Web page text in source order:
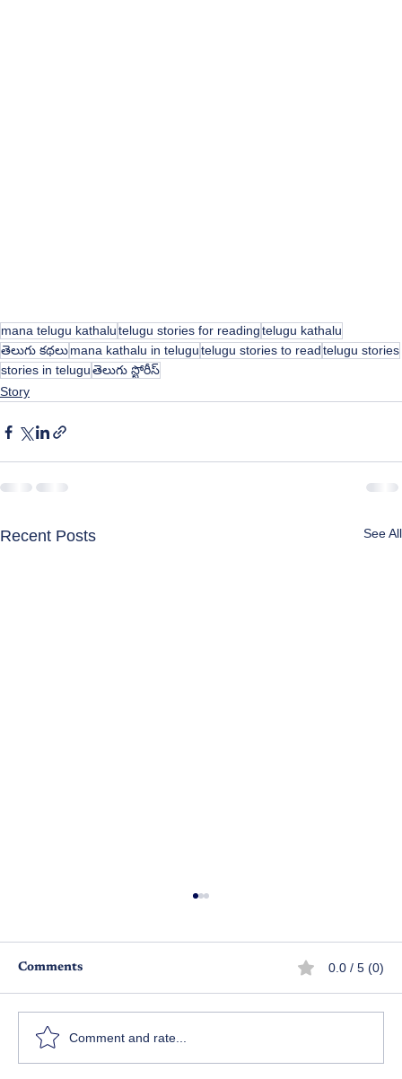
mana telugu kathalutelugu stories for readingtelugu kathalu
తెలుగు కథలుmana kathalu in telugutelugu stories to readtelugu stories
stories in teluguతెలుగు స్టోరీస్
Story
Recent Posts See All
Comments 0.0 / 5 (0)
Comment and rate...